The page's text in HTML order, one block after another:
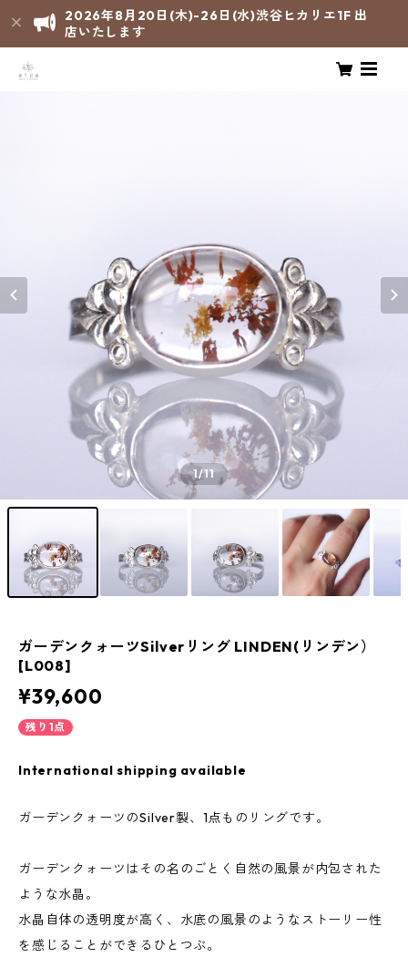
2026年8月20日(木)-26日(水)渋谷ヒカリエ1F 出
店いたします
1/11
ガーデンクォーツSilverリング LINDEN(リンデン）
[L008]
¥39,600
残り1点
International shipping available
ガーデンクォーツのSilver製、1点ものリングです。
ガーデンクォーツはその名のごとく自然の風景が内包された
ような水晶。
水晶自体の透明度が高く、水底の風景のようなストーリー性
を感じることができるひとつぶ。